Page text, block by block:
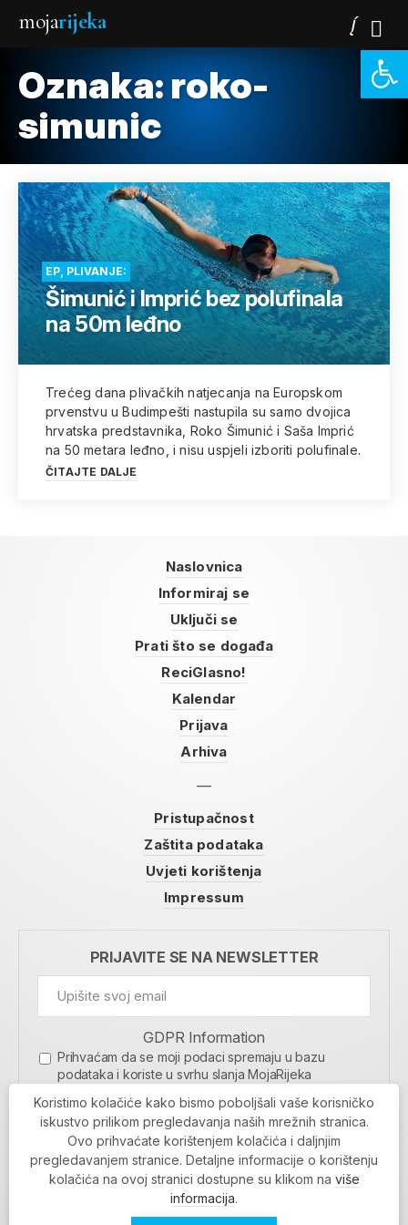
mojarijeka
Oznaka: roko-
simunic
EP, PLIVANJE:
Šimunić i Imprić bez polufinala
na 50m leđno
Trećeg dana plivačkih natjecanja na Europskom
prvenstvu u Budimpešti nastupila su samo dvojica
hrvatska predstavnika, Roko Šimunić i Saša Imprić
na 50 metara leđno, i nisu uspjeli izboriti polufinale.
ČITAJTE DALJE
Naslovnica
Informiraj se
Uključi se
Prati što se događa
ReciGlasno!
Kalendar
Prijava
Arhiva
Pristupačnost
Zaštita podataka
Uvjeti korištenja
Impressum
PRIJAVITE SE NA NEWSLETTER
GDPR Information
Prihvaćam da se moji podaci spremaju u bazu
podataka i koriste u svrhu slanja MojaRijeka
MOJARIJEKA NEWSLETTER
PRIJAVI SE
Koristimo kolačiće kako bismo poboljšali vaše korisničko
iskustvo prilikom pregledavanja naših mrežnih stranica.
Ovo prihvaćate korištenjem kolačića i daljnjim
pregledavanjem stranice. Detaljne informacije o korištenju
kolačića na ovoj stranici dostupne su klikom na više
informacija.